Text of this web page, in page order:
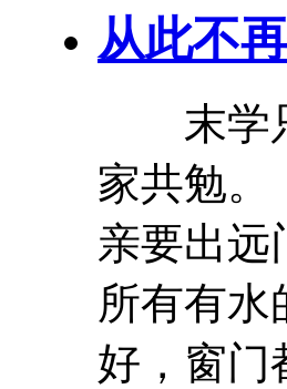
从此不
末学只
家共勉
亲要出远
所有有水
好，窗门